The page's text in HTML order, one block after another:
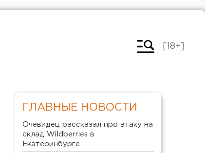
[18+]
ГЛАВНЫЕ НОВОСТИ
Очевидец рассказал про атаку на
склад Wildberries в
Екатеринбурге